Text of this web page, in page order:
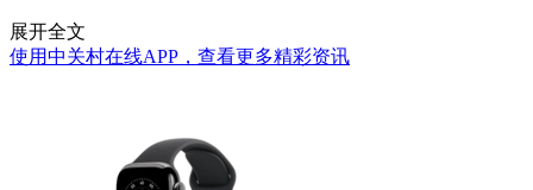
展开全文
使用中关村在线APP，查看更多精彩资讯